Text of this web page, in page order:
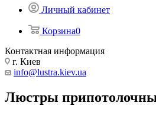
Личный кабинет
Корзина0
Контактная информация
г. Киев
info@lustra.kiev.ua
Люстры